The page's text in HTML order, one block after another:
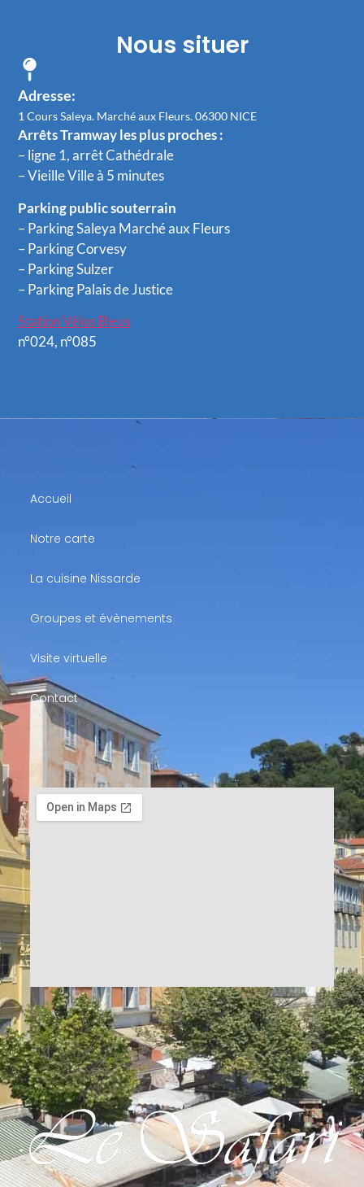
Nous situer
Adresse:
1 Cours Saleya. Marché aux Fleurs. 06300 NICE
Arrêts Tramway les plus proches :
– ligne 1, arrêt Cathédrale
– Vieille Ville à 5 minutes
Parking public souterrain
– Parking Saleya Marché aux Fleurs
– Parking Corvesy
– Parking Sulzer
– Parking Palais de Justice
Station Vélos Bleus
n°024, n°085
Accueil
Notre carte
La cuisine Nissarde
Groupes et évènements
Visite virtuelle
Contact